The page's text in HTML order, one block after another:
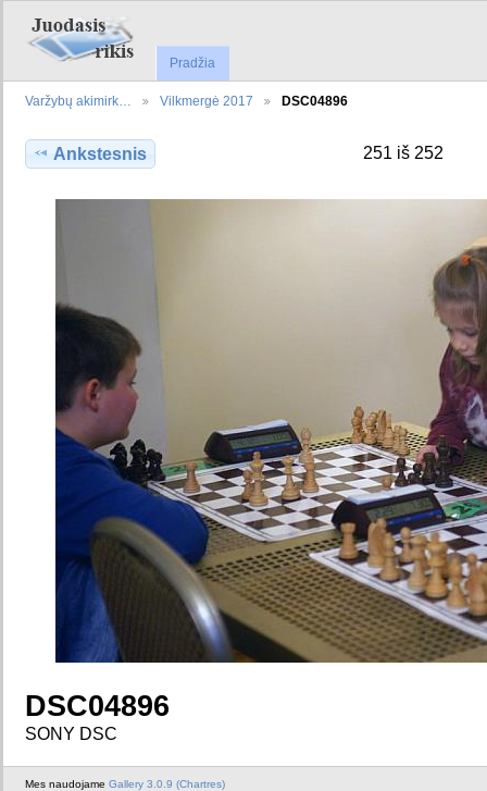
Pradžia
Varžybų akimirk… Vilkmergė 2017 DSC04896
Ankstesnis 251 iš 252
DSC04896
SONY DSC
Mes naudojame Gallery 3.0.9 (Chartres)